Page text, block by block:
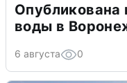
Опубликована
воды в
6 августа 0